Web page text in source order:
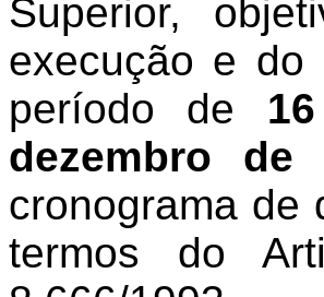
Superior,
execução e
período de
dezembro de
cronograma de
termos do